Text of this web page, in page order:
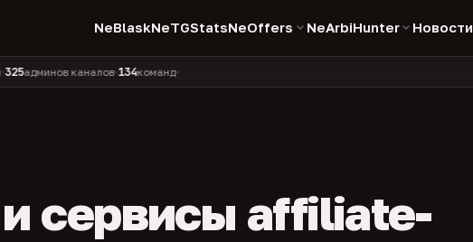
NeBlaskNeTGStatsNeOffers NeArbiHunter Новости
каналов•134команд• 11 990
сервисы affiliate-